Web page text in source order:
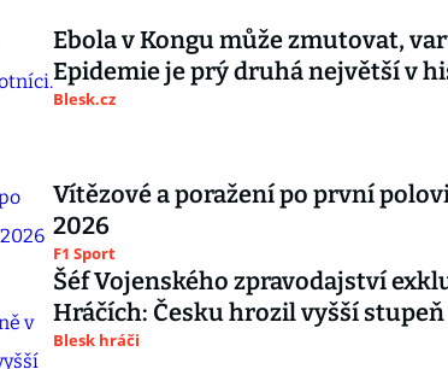
Ebola v Kongu může zmutovat,
Epidemie je prý druhá největší v
Blesk.cz
Vítězové a poražení po první
2026
F1 Sport
Šéf Vojenského zpravodajství
Hráčích: Česku hrozil vyšší
Blesk hráči